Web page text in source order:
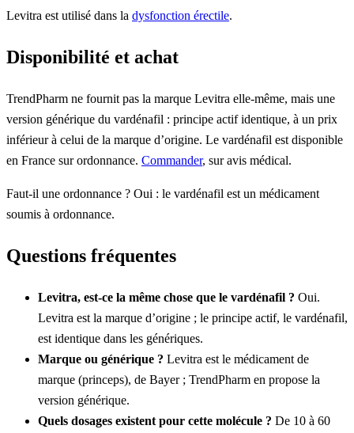
Levitra est utilisé dans la dysfonction érectile.
Disponibilité et achat
TrendPharm ne fournit pas la marque Levitra elle-même, mais une
version générique du vardénafil : principe actif identique, à un prix
inférieur à celui de la marque d’origine. Le vardénafil est disponible
en France sur ordonnance. Commander, sur avis médical.
Faut-il une ordonnance ? Oui : le vardénafil est un médicament
soumis à ordonnance.
Questions fréquentes
Levitra, est-ce la même chose que le vardénafil ? Oui.
Levitra est la marque d’origine ; le principe actif, le vardénafil,
est identique dans les génériques.
Marque ou générique ? Levitra est le médicament de
marque (princeps), de Bayer ; TrendPharm en propose la
version générique.
Quels dosages existent pour cette molécule ? De 10 à 60